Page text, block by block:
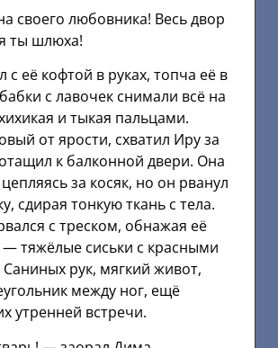
своего любовника! Весь двор
ты шлюха!
с её кофтой в руках, топча её в
с лавочек снимали всё на
и тыкая пальцами.
от ярости, схватил Иру за
к балконной двери. Она
за косяк, но он рванул
сдирая тонкую ткань с тела.
с треском, обнажая её
тяжёлые сиськи с красными
рук, мягкий живот,
между ног, ещё
утренней встречи.